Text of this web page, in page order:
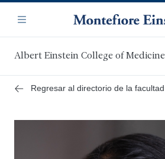
contenido
principal
Navegación
Menú
Albert Einstein College of Medicine
Regresar al directorio de la facultad